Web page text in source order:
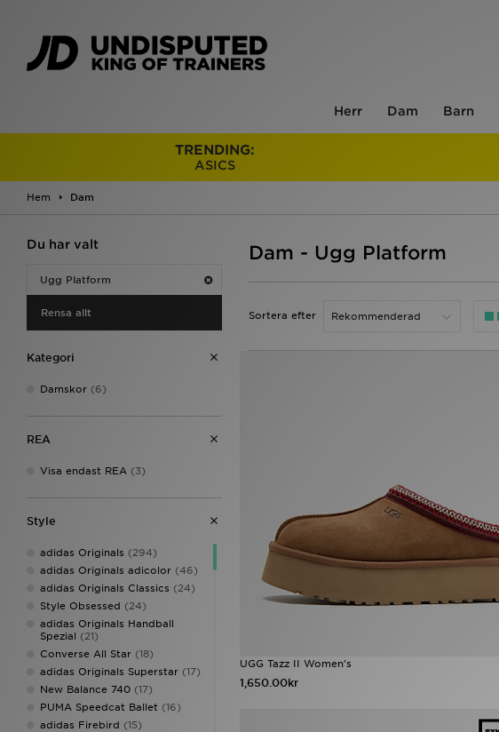
Herr Dam Barn
TRENDING:
ASICS
Hem Dam
Du har valt
Ugg Platform
Rensa allt
Kategori
Damskor (6)
REA
Visa endast REA (3)
Style
adidas Originals (294)
adidas Originals adicolor (46)
adidas Originals Classics (24)
Style Obsessed (24)
adidas Originals Handball
Spezial (21)
Converse All Star (18)
adidas Originals Superstar (17)
New Balance 740 (17)
PUMA Speedcat Ballet (16)
adidas Firebird (15)
Dam - Ugg Platform
Sortera efter
UGG Tazz II Women's
1,650.00kr